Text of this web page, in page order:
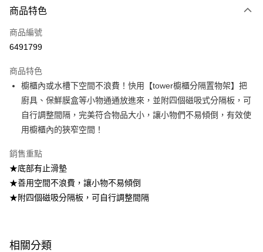
4.訂單成立30分鐘內，如未前往確認交易或遇審核未通過，訂單將自動取
消。如遇「轉專審核」未通過狀況，表示未達大哥付你分期系統評分，恕無
【繳款方式說明】
1.分期款項不併入電信帳單，「大哥付你分期」於每月結算日後寄送繳費提
2.透過簡訊連結打開帳單後，可選擇「超商條碼／台灣大直營門市／銀行轉
【注意事項】
1.本服務係由「台灣大哥大股份有限公司」（以下簡稱本公司）所提供，讓
用戶於交易時，得透過本服務購買商品或服務，並由商店將買賣／分期付款
買賣價金債權讓與本公司後，依約使用本公司帳單繳交帳款。
資料（包含姓名、電話或地址）提供予台灣大哥大進項蒐集、處理及利用，
由本公司與您本人進行分期帳單所需資料之確認、核對及更正。
3.完整用戶服務條款，請詳閱以下連結：
每筆NT$150，滿NT$299(含以上)免運費
商品特色
商品編號
6491799
商品特色
櫥櫃內或水槽下空間不浪費！快用【tower櫥櫃分隔置物架】把
廚具、保鮮膜盒等小物通通放進來，並附四個磁吸式分隔板，可
自行調整間隔，完美符合物品大小，讓小物們不易傾倒，有效使
用櫥櫃內的狹窄空間！
銷售重點
★底部有止滑墊
★善用空間不浪費，讓小物不易傾倒
★附四個磁吸分隔板，可自行調整間隔
相關分類